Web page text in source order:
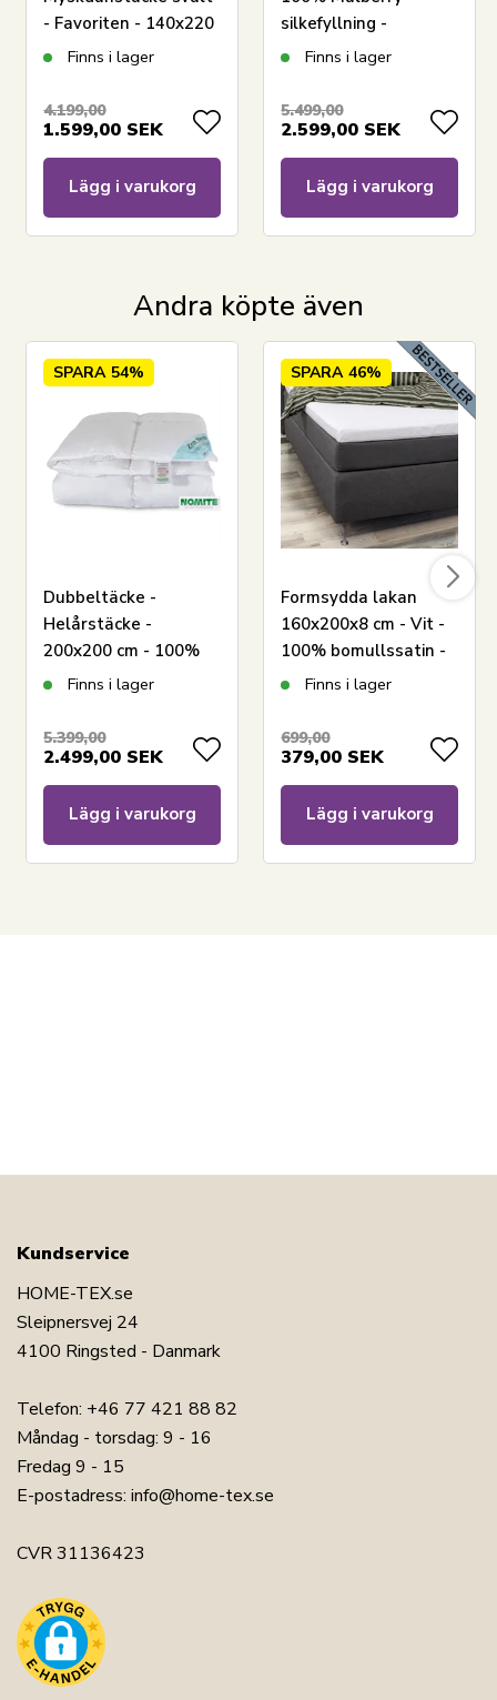
LÄGG I VARUKORGEN
Läs vår dyneguide
Läs om skötsel av dyner och kuddar
Se vårt stora utbud av kuddar
Har du frågor om produkten?
- Favoriten - 140x220
cm - Bästa
dundyna i myskdun
Finns i lager
4.199,00
1.599,00 SEK
Lägg i varukorg
silkefyllning -
Temperaturreglerande
240x220 cm - Borg
Living
Finns i lager
5.499,00
2.599,00 SEK
Lägg i varukorg
Andra köpte även
SPARA 54%
Dubbeltäcke -
Helårstäcke -
200x200 cm - 100%
myskdun - Zen Sleep
Finns i lager
5.399,00
2.499,00 SEK
Lägg i varukorg
SPARA 46%
Formsydda lakan
160x200x8 cm - Vit -
100% bomullssatin -
lakan för
Finns i lager
699,00
379,00 SEK
Lägg i varukorg
Kundservice
HOME-TEX.se
Sleipnersvej 24
4100 Ringsted - Danmark
Telefon: +46 77 421 88 82
Måndag - torsdag: 9 - 16
Fredag 9 - 15
E-postadress: info@home-tex.se
CVR 31136423